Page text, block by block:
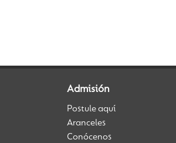
Admisión
Postule aquí
Aranceles
Conócenos